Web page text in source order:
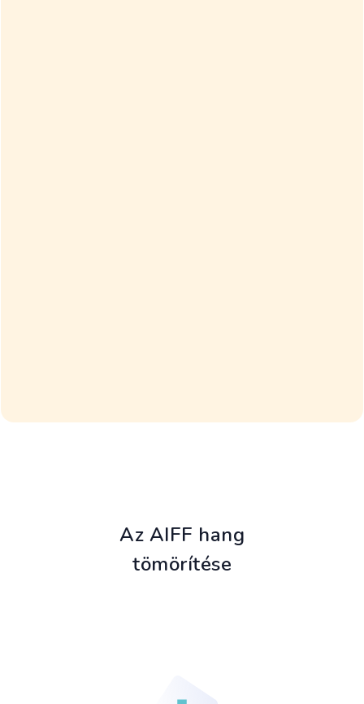
Az AIFF hang
tömörítése